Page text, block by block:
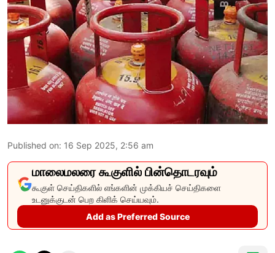
Published on: 16 Sep 2025, 2:56 am
மாலைமலரை கூகுளில் பின்தொடரவும்
கூகுள் செய்திகளில் எங்களின் முக்கியச் செய்திகளை
உடனுக்குடன் பெற கிளிக் செய்யவும்.
Add as Preferred Source